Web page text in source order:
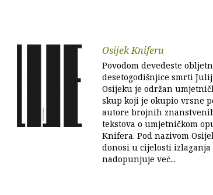
Osijek Kniferu
Povodom devedeste
desetogodišnjice smrti
Osijeku je održan
skup koji je okupio vrsne
autore brojnih
tekstova o umjetničkom
Knifera. Pod nazivom
donosi u cijelosti izlaganja
nadopunjuje već...